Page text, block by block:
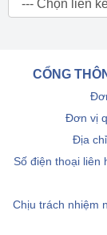
CỔNG
Đơn vị
Địa
Số điện thoại liên
Chịu trách nhiệm